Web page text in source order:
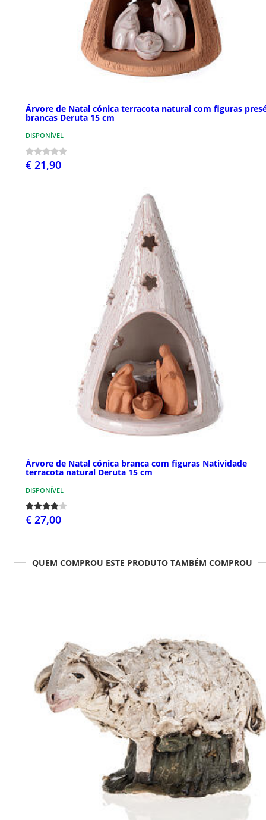
Árvore de Natal cónica terracota natural com figuras
brancas Deruta 15 cm
DISPONÍVEL
€ 21,90
Árvore de Natal cónica branca com figuras Natividade
terracota natural Deruta 15 cm
DISPONÍVEL
€ 27,00
QUEM COMPROU ESTE PRODUTO TAMBÉM COMPROU